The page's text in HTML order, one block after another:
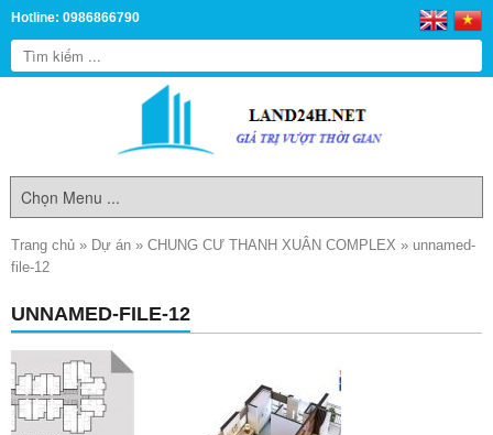
Hotline: 0986866790
Trang chủ » Dự án » CHUNG CƯ THANH XUÂN COMPLEX » unnamed-
file-12
UNNAMED-FILE-12